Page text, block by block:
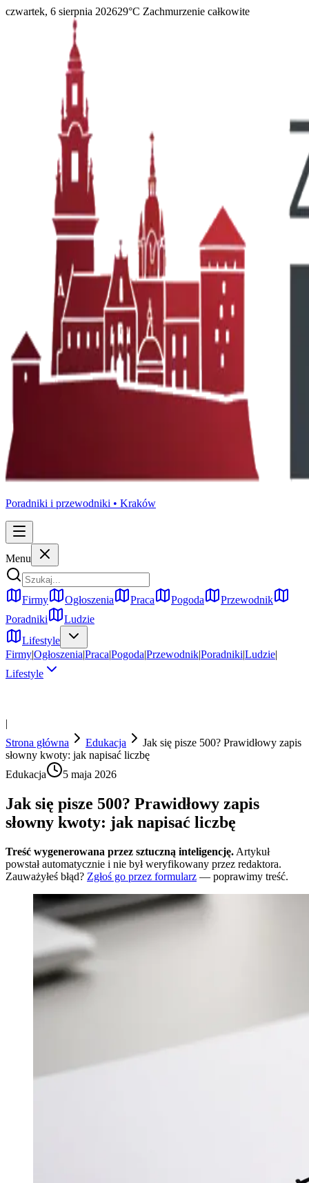
czwartek, 6 sierpnia 202629°C Zachmurzenie całkowite
Poradniki i przewodniki • Kraków
Menu
Firmy Ogłoszenia Praca Pogoda
Przewodnik
Poradniki
Ludzie
Lifestyle
Firmy|Ogłoszenia|Praca|Pogoda|Przewodnik|Poradniki|Ludzie|
Lifestyle
|
Strona główna
Edukacja
Jak się pisze 500? Prawidłowy zapis
słowny kwoty: jak napisać liczbę
Edukacja
5 maja 2026
Jak się pisze 500? Prawidłowy zapis
słowny kwoty: jak napisać liczbę
Treść wygenerowana przez sztuczną inteligencję. Artykuł
powstał automatycznie i nie był weryfikowany przez redaktora.
Zauważyłeś błąd? Zgłoś go przez formularz — poprawimy treść.